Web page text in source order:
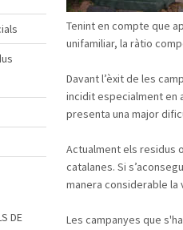
DE
Tenint en compte que
unifamiliar, la ràtio
Davant l’èxit de les
incidit especialment en
presenta una major
Actualment els residus
catalanes. Si
manera considerable la
Les campanyes que